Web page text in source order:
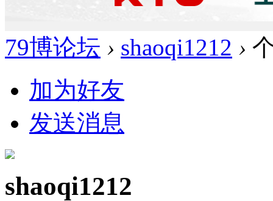
79博论坛 › shaoqi1212 ›
加为好友
发送消息
shaoqi1212